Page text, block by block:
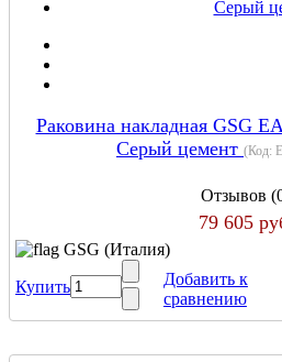
Раковина накладная GSG
Серый цемент (Код:
Отзывов
79 605
GSG (Италия)
Купить
Добавить к
сравнению